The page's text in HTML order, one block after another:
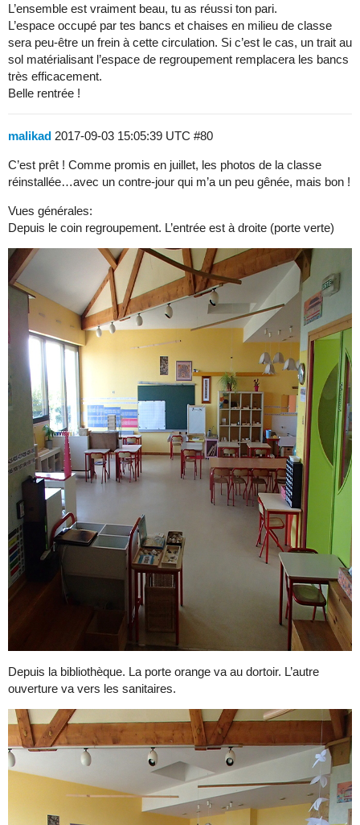
L’ensemble est vraiment beau, tu as réussi ton pari.
L’espace occupé par tes bancs et chaises en milieu de classe
sera peu-être un frein à cette circulation. Si c’est le cas, un trait au
sol matérialisant l’espace de regroupement remplacera les bancs
très efficacement.
Belle rentrée !
malikad 2017-09-03 15:05:39 UTC #80
C’est prêt ! Comme promis en juillet, les photos de la classe
réinstallée…avec un contre-jour qui m’a un peu gênée, mais bon !
Vues générales:
Depuis le coin regroupement. L’entrée est à droite (porte verte)
Depuis la bibliothèque. La porte orange va au dortoir. L’autre
ouverture va vers les sanitaires.